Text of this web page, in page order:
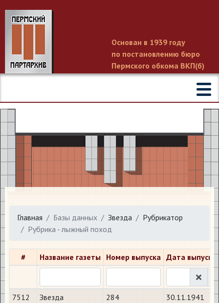
Основан в 1939 году
по постановлению бюро
Пермского обкома ВКП(б)
Главная Базы данных Звезда
Рубрикатор
Рубрика - лыжный поход
# Название газеты Номер выпуска Дата выпуска
7512 Звезда 284 30.11.1941